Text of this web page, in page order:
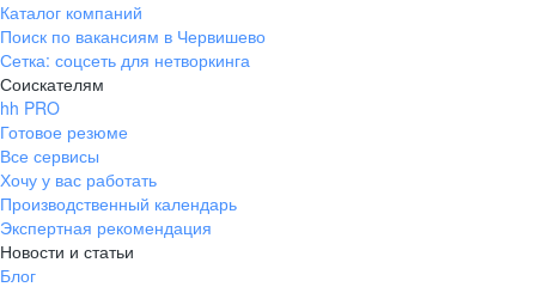
706 каб.
+7 861 205-55-57
pr@krd.hh.ru
Владивосток
пер. Ланинский д. 4, офис 3.4
+7 423 202-33-28
pr@dv.hh.ru
Каталог компаний
Поиск по вакансиям в Червишево
Сетка: соцсеть для нетворкинга
Соискателям
hh PRO
Готовое резюме
Все сервисы
Хочу у вас работать
Производственный календарь
Экспертная рекомендация
Новости и статьи
Блог